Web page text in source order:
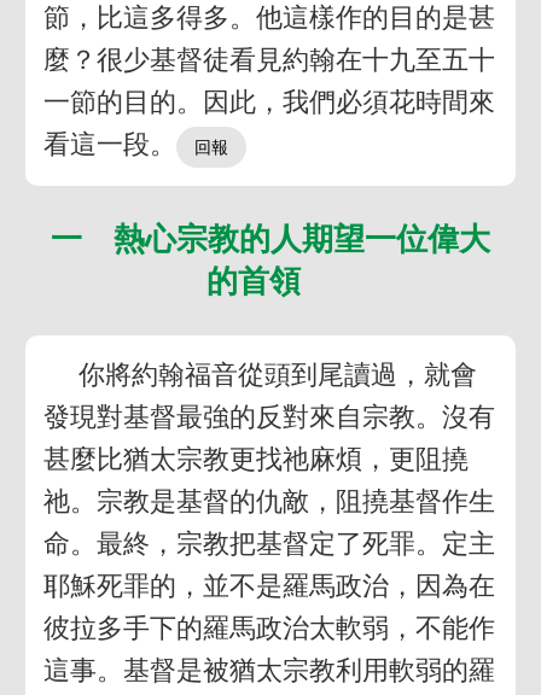
節，比這多得多。他這樣作的目的是甚
麼？很少基督徒看見約翰在十九至五十
一節的目的。因此，我們必須花時間來
看這一段。
一 熱心宗教的人期望一位偉大
的首領
你將約翰福音從頭到尾讀過，就會
發現對基督最強的反對來自宗教。沒有
甚麼比猶太宗教更找祂麻煩，更阻撓
祂。宗教是基督的仇敵，阻撓基督作生
命。最終，宗教把基督定了死罪。定主
耶穌死罪的，並不是羅馬政治，因為在
彼拉多手下的羅馬政治太軟弱，不能作
這事。基督是被猶太宗教利用軟弱的羅